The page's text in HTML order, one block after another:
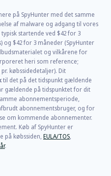
på SpyHunter med det samme
af malware og adgang til vores
startende ved $42for 3
og $42for 3 måneder (SpyHunter
og vilkårene for
heri som reference;
købssidedetaljer). Dit
til det på det tidspunkt gældende
gældende på tidspunktet for dit
abonnementsperiode,
abonnementsbruger, og for
om kommende abonnementer.
Køb af SpyHunter er
på købssiden, EULA/TOS,
.